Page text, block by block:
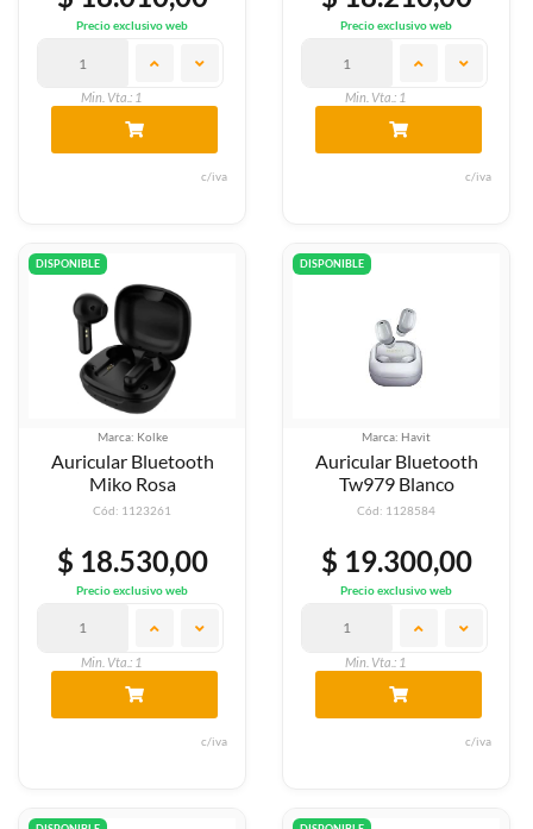
Precio exclusivo web
Min. Vta.: 1
c/iva
Precio exclusivo web
Min. Vta.: 1
c/iva
DISPONIBLE
Marca: Kolke
Auricular Bluetooth
Miko Rosa
Cód: 1123261
$ 18.530,00
Precio exclusivo web
Min. Vta.: 1
c/iva
DISPONIBLE
Marca: Havit
Auricular Bluetooth
Tw979 Blanco
Cód: 1128584
$ 19.300,00
Precio exclusivo web
Min. Vta.: 1
c/iva